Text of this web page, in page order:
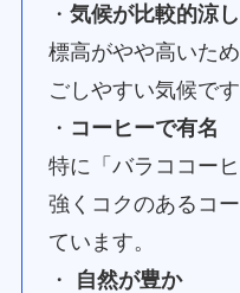
・気候が比較的涼
標高がやや高いた
ごしやすい気候です
・ コーヒーで有名
特に「バラココー
強くコクのあるコ
ています。
・ 自然が豊か